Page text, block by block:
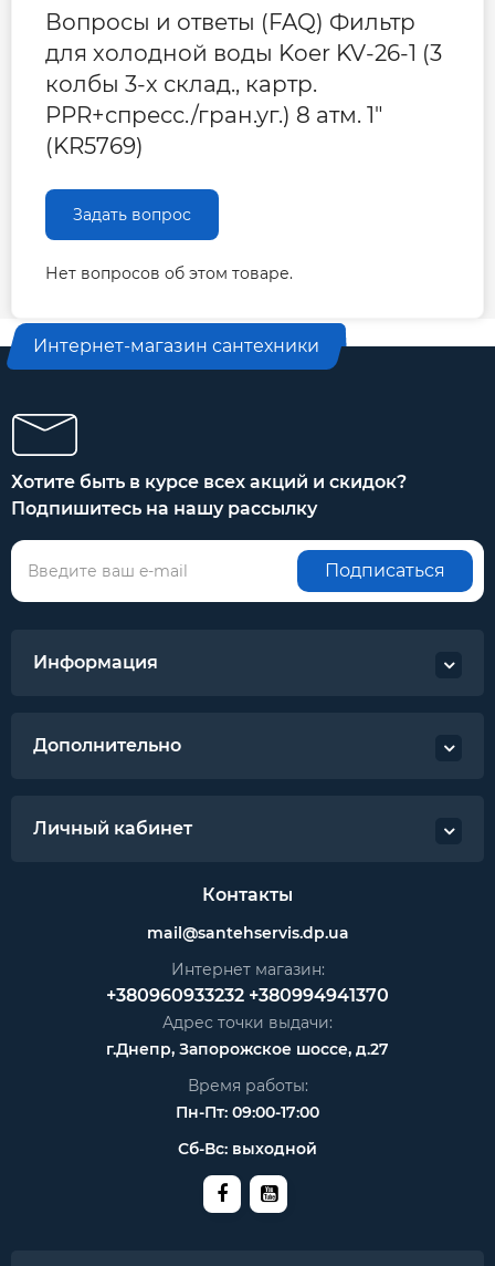
Вопросы и ответы (FAQ) Фильтр
для холодной воды Koer KV-26-1 (3
колбы 3-х склад., картр.
PPR+спресс./гран.уг.) 8 атм. 1"
(KR5769)
Задать вопрос
Нет вопросов об этом товаре.
Интернет-магазин сантехники
Хотите быть в курсе всех акций и скидок?
Подпишитесь на нашу рассылку
Подписаться
Информация
Дополнительно
Личный кабинет
Контакты
mail@santehservis.dp.ua
Интернет магазин:
+380960933232 +380994941370
Адрес точки выдачи:
г.Днепр, Запорожское шоссе, д.27
Время работы:
Пн-Пт: 09:00-17:00
Сб-Вс: выходной